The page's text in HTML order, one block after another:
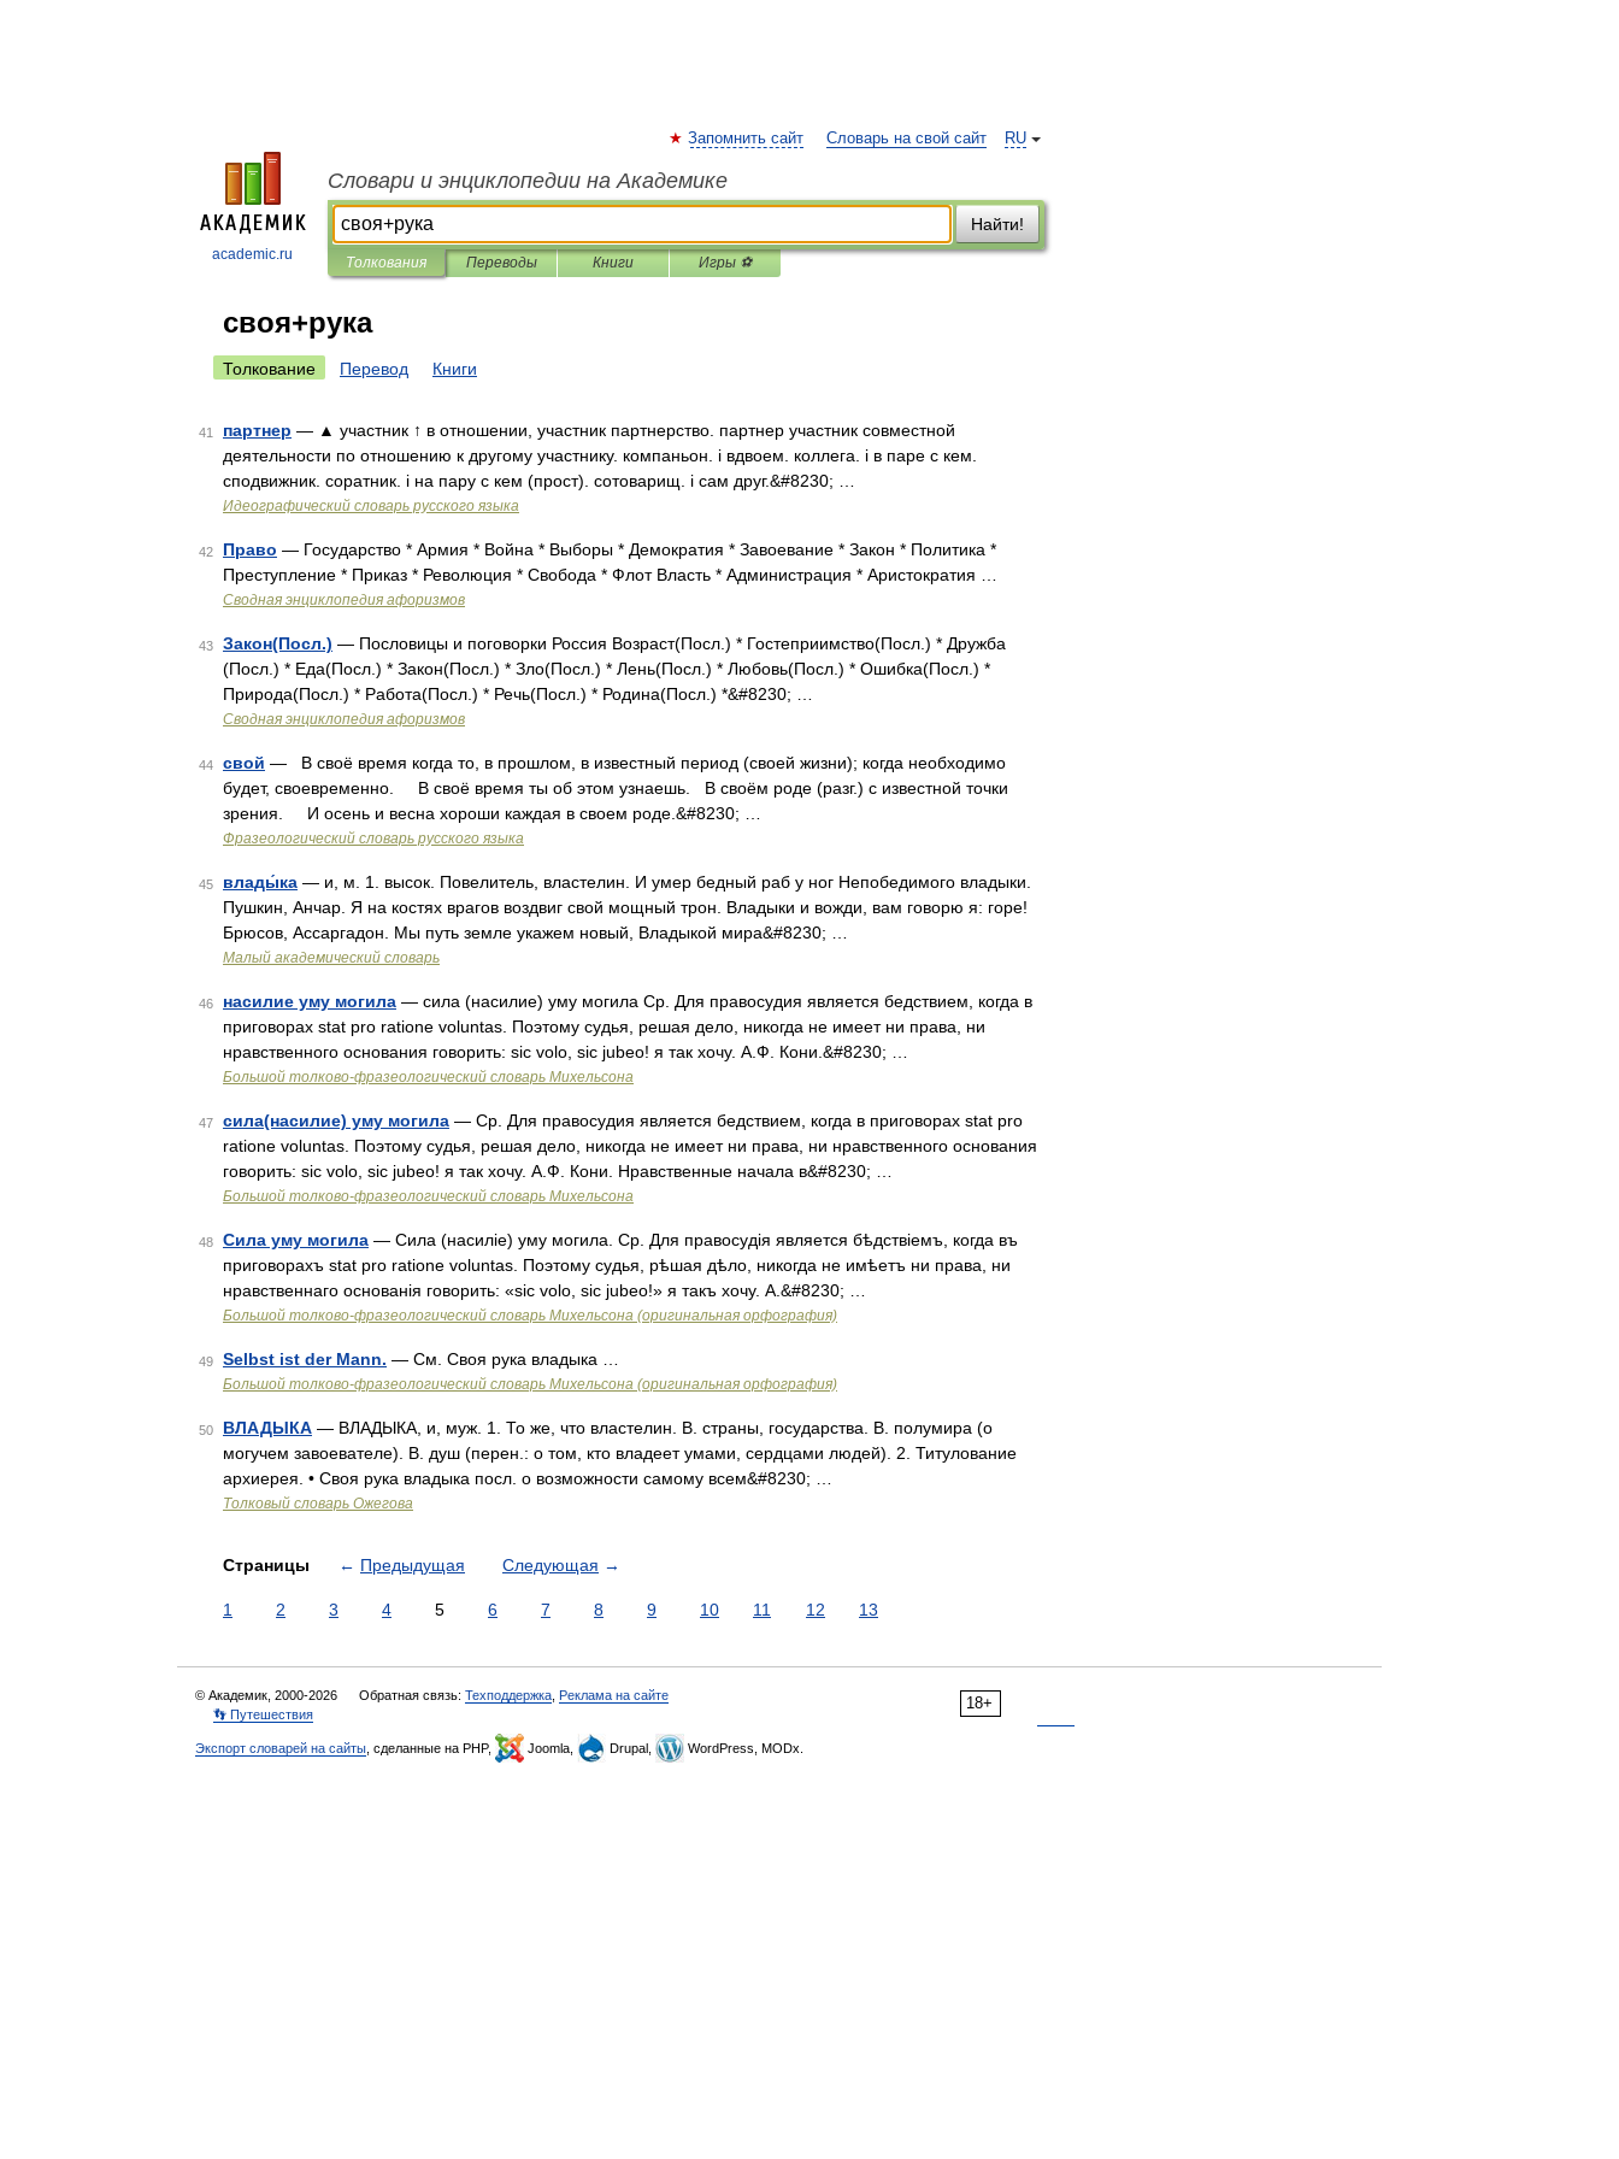
academic.ru
RU
Запомнить сайт Словарь на свой сайт
Словари и энциклопедии на Академике
Найти!
Толкования Переводы Книги Игры ⚽
своя+рука
Толкование Перевод Книги
41 партнер — ▲ участник ↑ в отношении, участник партнерство. партнер участник совместной
деятельности по отношению к другому участнику. компаньон. і вдвоем. коллега. і в паре с кем.
сподвижник. соратник. і на пару с кем (прост). сотоварищ. і сам друг.&#8230; …
Идеографический словарь русского языка
42 Право — Государство * Армия * Война * Выборы * Демократия * Завоевание * Закон * Политика *
Преступление * Приказ * Революция * Свобода * Флот Власть * Администрация * Аристократия …
Сводная энциклопедия афоризмов
43 Закон(Посл.) — Пословицы и поговорки Россия Возраст(Посл.) * Гостеприимство(Посл.) * Дружба
(Посл.) * Еда(Посл.) * Закон(Посл.) * Зло(Посл.) * Лень(Посл.) * Любовь(Посл.) * Ошибка(Посл.) *
Природа(Посл.) * Работа(Посл.) * Речь(Посл.) * Родина(Посл.) *&#8230; …
Сводная энциклопедия афоризмов
44 свой — В своё время когда то, в прошлом, в известный период (своей жизни); когда необходимо
будет, своевременно. В своё время ты об этом узнаешь. В своём роде (разг.) с известной точки
зрения. И осень и весна хороши каждая в своем роде.&#8230; …
Фразеологический словарь русского языка
45 влады́ка — и, м. 1. высок. Повелитель, властелин. И умер бедный раб у ног Непобедимого владыки.
Пушкин, Анчар. Я на костях врагов воздвиг свой мощный трон. Владыки и вожди, вам говорю я: горе!
Брюсов, Ассаргадон. Мы путь земле укажем новый, Владыкой мира&#8230; …
Малый академический словарь
46 насилие уму могила — сила (насилие) уму могила Ср. Для правосудия является бедствием, когда в
приговорах stat pro ratione voluntas. Поэтому судья, решая дело, никогда не имеет ни права, ни
нравственного основания говорить: sic volo, sic jubeo! я так хочу. А.Ф. Кони.&#8230; …
Большой толково-фразеологический словарь Михельсона
47 сила(насилие) уму могила — Ср. Для правосудия является бедствием, когда в приговорах stat pro
ratione voluntas. Поэтому судья, решая дело, никогда не имеет ни права, ни нравственного основания
говорить: sic volo, sic jubeo! я так хочу. А.Ф. Кони. Нравственные начала в&#8230; …
Большой толково-фразеологический словарь Михельсона
48 Сила уму могила — Сила (насиліе) уму могила. Ср. Для правосудія является бѣдствіемъ, когда въ
приговорахъ stat pro ratione voluntas. Поэтому судья, рѣшая дѣло, никогда не имѣетъ ни права, ни
нравственнаго основанія говорить: «sic volo, sic jubeo!» я такъ хочу. А.&#8230; …
Большой толково-фразеологический словарь Михельсона (оригинальная орфография)
49 Selbst ist der Mann. — См. Своя рука владыка …
Большой толково-фразеологический словарь Михельсона (оригинальная орфография)
50 ВЛАДЫКА — ВЛАДЫКА, и, муж. 1. То же, что властелин. В. страны, государства. В. полумира (о
могучем завоевателе). В. душ (перен.: о том, кто владеет умами, сердцами людей). 2. Титулование
архиерея. • Своя рука владыка посл. о возможности самому всем&#8230; …
Толковый словарь Ожегова
Страницы ← Предыдущая Следующая →
1 2 3 4 5 6 7 8 9 10 11 12 13
18+
© Академик, 2000-2026 Обратная связь: Техподдержка Реклама на сайте
👣 Путешествия
Экспорт словарей на сайты , сделанные на PHP, Joomla, Drupal, WordPress, MODx.